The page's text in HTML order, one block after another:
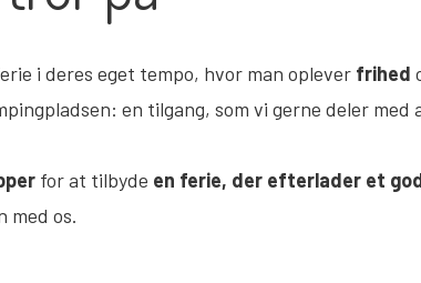
i deres eget tempo, hvor man oplever frihed
en tilgang, som vi gerne deler med
for at tilbyde en ferie, der efterlader et
med os.